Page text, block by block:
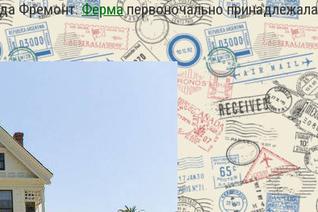
Фремонт.Фермапервоночально